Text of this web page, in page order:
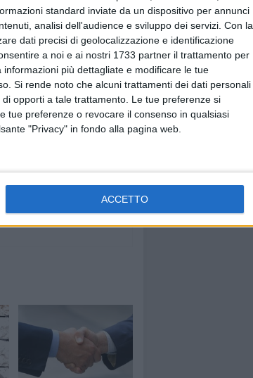
standard inviate da un dispositivo per annunci
analisi dell'audience e sviluppo dei servizi. Con la
dati precisi di geolocalizzazione e identificazione
a noi e ai nostri 1733 partner il trattamento per
più dettagliate e modificare le tue
Si rende noto che alcuni trattamenti dei dati personali
opporti a tale trattamento. Le tue preferenze si
tue preferenze o revocare il consenso in qualsiasi
"Privacy" in fondo alla pagina web.
ACCETTO
a mandare a casa
dopo le stesse. Non è
persone dalla vita
regionale, continuerà
più deboli e